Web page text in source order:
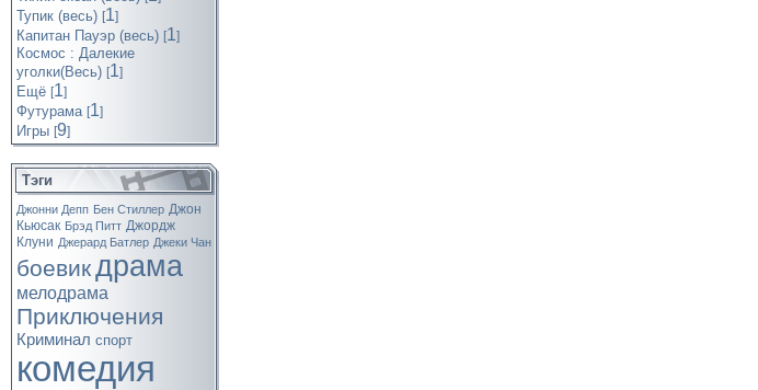
Тупик (весь) [1]
Капитан Пауэр (весь) [1]
Космос : Далекие
уголки(Весь) [1]
Ещё [1]
Футурама [1]
Игры [9]
Тэги
Джонни Депп Бен Стиллер Джон
Кьюсак Брэд Питт Джордж
Клуни Джерард Батлер Джеки Чан
боевикдрама
мелодрама
Приключения
Криминал спорт
комедия